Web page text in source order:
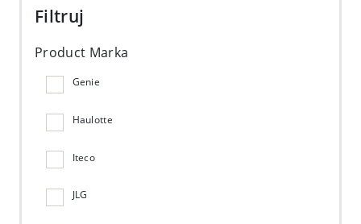
Filtruj
Product Marka
Genie
Haulotte
Iteco
JLG